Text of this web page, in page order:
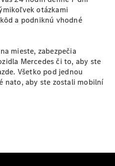
otázkami
a podniknú vhodné
mieste, zabezpečia
Mercedes či to, aby ste
Všetko pod jednou
nato, aby ste zostali mobilní